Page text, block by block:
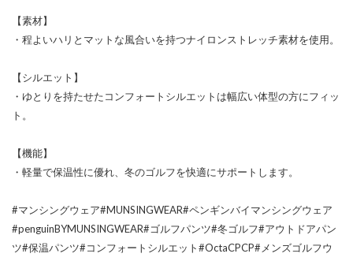
【素材】
・程よいハリとマットな風合いを持つナイロンストレッチ素材を使用。
【シルエット】
・ゆとりを持たせたコンフォートシルエットは幅広い体型の方にフィッ
ト。
【機能】
・軽量で保温性に優れ、冬のゴルフを快適にサポートします。
#マンシングウェア#MUNSINGWEAR#ペンギンバイマンシングウェア
#penguinBYMUNSINGWEAR#ゴルフパンツ#冬ゴルフ#アウトドアパン
ツ#保温パンツ#コンフォートシルエット#OctaCPCP#メンズゴルフウ